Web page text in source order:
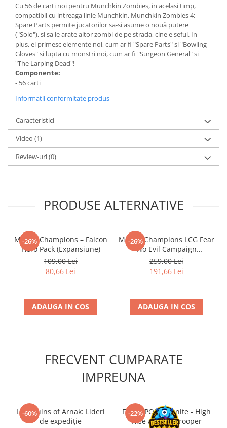
Dragon Ball
Pokemon
One Piece
Lord of The Rings
Naruto Shippuden
Star Trek
Fallout
Stranger Things
Collectibles
Retro Arcade – Jocuri, Console si
Accesorii Clasice
Hello Kitty - Produse Oficiale
Sanrio
Comic Books (Benzi Desenate)
Yu-Gi-Oh!
Accesorii TCG
Weis Schwarz
Flesh and Blood
Cu 56 de carti noi pentru Munchkin Zombies, in acelasi timp,
compatibil cu intreaga linie Munchkin, Munchkin Zombies 4:
Spare Parts permite jucatorilor sa-si asume o nouă putere
("Solo"), si sa le arate altor zombi de pe strada, cine e seful. In
plus, ei primesc elemente noi, cum ar fi "Spare Parts" si "Bowling
Gloves" si lupta cu monstri noi, cum ar fi "Surgeon General" si
"The Larping Dead"!
Componente:
- 56 carti
Informatii conformitate produs
Caracteristici
Video (1)
Review-uri(0)
PRODUSE ALTERNATIVE
-26%
Marvel Champions – Falcon
Hero Pack (Expansiune)
109,00 Lei
80,66 Lei
ADAUGA IN COS
-26%
Marvel Champions LCG Fear
No Evil Campaign
Expansion (EN)
259,00 Lei
191,66 Lei
ADAUGA IN COS
FRECVENT CUMPARATE
IMPREUNA
-60%
Lost Ruins of Arnak: Lideri
de expediție
-22%
Funko POP! Fortnite - High
Rise Assault Trooper